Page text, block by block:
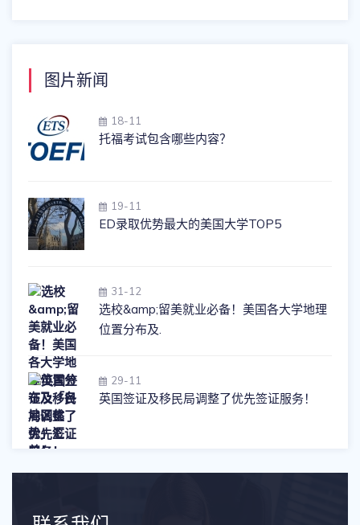
图片新闻
18-11
托福考试包含哪些内容？
19-11
ED录取优势最大的美国大学TOP5
31-12
选校&amp;留美就业必备！美国各大学地理
位置分布及.
29-11
英国签证及移民局调整了优先签证服务！